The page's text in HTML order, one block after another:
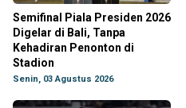
Semifinal Piala Presiden 2026
Digelar di Bali, Tanpa
Kehadiran Penonton di
Stadion
Senin, 03 Agustus 2026